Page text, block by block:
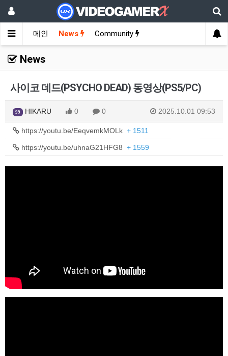
메인 News Community
News
사이코 데드(PSYCHO DEAD) 동영상(PS5/PC)
99 HIKARU 0 0 2025.10.01 09:53
https://youtu.be/EeqvemkMOLk + 1511
https://youtu.be/uhnaG21HFG8 + 1559